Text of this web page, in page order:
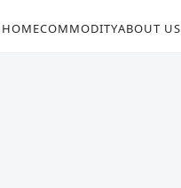
HOMECOMMODITYABOUT US